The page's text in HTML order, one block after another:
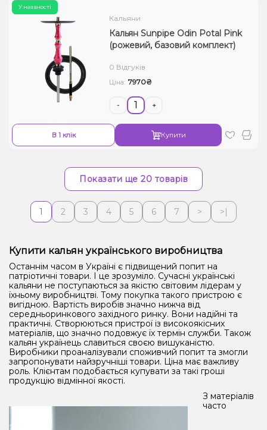
У наявності
Кальяни
Кальян Sunpipe Odin Potal Pink
(рожевий, базовий комплект)
0 Відгуків
Ціна: 7970₴
- +
В 1 клік Купити
Показати ще 20 товарів
1 2 3 4 5 6 7 > >|
Купити кальян українського виробництва
Останнім часом в Україні є підвищений попит на
патріотичні товари. І це зрозуміло. Сучасні українські
кальяни не поступаються за якістю світовим лідерам у
їхньому виробництві. Тому покупка такого пристрою є
вигідною. Вартість виробів значно нижча від
середньоринкового західного ринку. Вони надійні та
практичні. Створюються пристрої із високоякісних
матеріалів, що значно подовжує їх термін служби. Також
кальян українець славиться своєю вишуканістю.
Виробники проаналізували споживчий попит та змогли
запропонувати найзручніші товари. Ціна має важливу
роль. Клієнтам подобається купувати за такі гроші
продукцію відмінної якості.
З матеріалів
часто